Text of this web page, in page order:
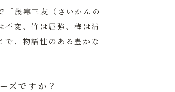
「歳寒三友（さいかんの
不変、竹は屈強、梅は清
で、物語性のある豊かな
ズですか？